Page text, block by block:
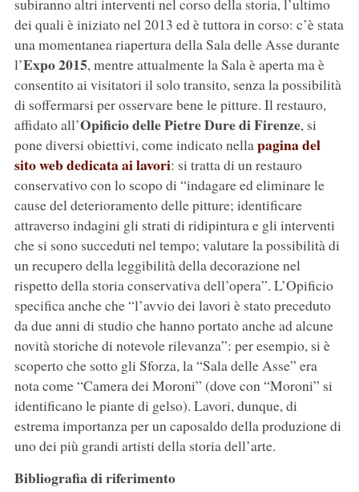
subiranno altri interventi nel corso della storia, l’ultimo
dei quali è iniziato nel 2013 ed è tuttora in corso: c’è stata
una momentanea riapertura della Sala delle Asse durante
l’Expo 2015, mentre attualmente la Sala è aperta ma è
consentito ai visitatori il solo transito, senza la possibilità
di soffermarsi per osservare bene le pitture. Il restauro,
affidato all’Opificio delle Pietre Dure di Firenze, si
pone diversi obiettivi, come indicato nellapagina del
sito web dedicata ai lavori: si tratta di un restauro
conservativo con lo scopo di “indagare ed eliminare le
cause del deterioramento delle pitture; identificare
attraverso indagini gli strati di ridipintura e gli interventi
che si sono succeduti nel tempo; valutare la possibilità di
un recupero della leggibilità della decorazione nel
rispetto della storia conservativa dell’opera”. L’Opificio
specifica anche che “l’avvio dei lavori è stato preceduto
da due anni di studio che hanno portato anche ad alcune
novità storiche di notevole rilevanza”: per esempio, si è
scoperto che sotto gli Sforza, la “Sala delle Asse” era
nota come “Camera dei Moroni” (dove con “Moroni” si
identificano le piante di gelso). Lavori, dunque, di
estrema importanza per un caposaldo della produzione di
uno dei più grandi artisti della storia dell’arte.
Bibliografia di riferimento